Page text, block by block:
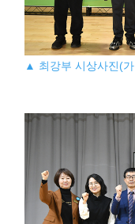
▲ 최강부 시상사진(